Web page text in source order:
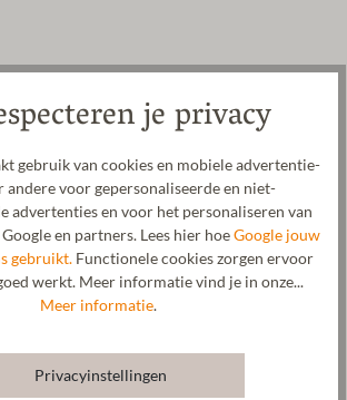
voor dames en heren. Het bovenmateriaal
gemaakt van hoogwaardige alpaca wol. De
bijzonder slipvast en biedt uitstekende grip.
is van nature antibacterieel, geurremmend,
en ademend. Zweetvoeten en
maken geen schijn van kans met onze
Dankzij de temperatuurregulerende
alpaca sneakers zowel in de zomer als in
worden. De buitenstof en de voering voor
bij ons partnerbedrijf in Spanje, onder
kwaliteits- en veiligheidsnormen.
je privacy
gebruik van cookies en mobiele advertentie-
andere voor gepersonaliseerde en niet-
advertenties en voor het personaliseren van
en partners. Lees hier hoeGoogle jouw
gebruikt. Functionele cookies zorgen ervoor
werkt. Meer informatie vind je in onze...
Meer informatie.
Privacyinstellingen